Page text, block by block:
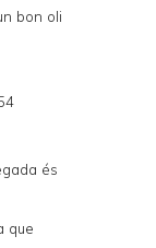
bon oli
és
que